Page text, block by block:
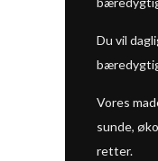
Du vil
Vores
sunde,
retter.